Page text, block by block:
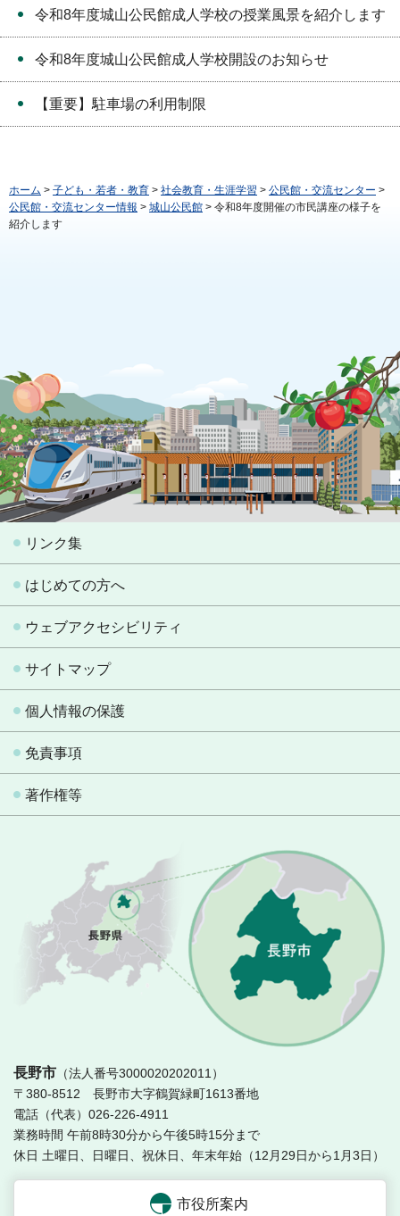
令和8年度城山公民館成人学校の授業風景を紹介します
令和8年度城山公民館成人学校開設のお知らせ
【重要】駐車場の利用制限
ホーム > 子ども・若者・教育 > 社会教育・生涯学習 > 公民館・交流センター >
公民館・交流センター情報 > 城山公民館 > 令和8年度開催の市民講座の様子を
紹介します
リンク集
はじめての方へ
ウェブアクセシビリティ
サイトマップ
個人情報の保護
免責事項
著作権等
長野市 （法人番号3000020202011）
〒380-8512 長野市大字鶴賀緑町1613番地
電話（代表）026-226-4911
業務時間 午前8時30分から午後5時15分まで
休日 土曜日、日曜日、祝休日、年末年始（12月29日から1月3日）
市役所案内